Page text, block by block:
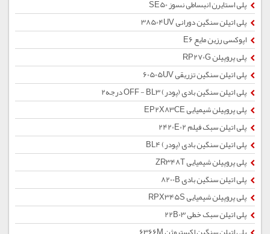
پلی استایرن انبساطی نسوز SE50
پلی اتیلن سنگین دورانی 38504UV
اپوکسی رزین مایع E6
پلی پروپیلن RP270G
پلی اتیلن سنگین تزریقی 60505UV
پلی اتیلن سنگین بادی (پودر) OFF - BL3 درجه2
پلی پروپیلن شیمیایی EP2X83CE
پلی اتیلن سبک فیلم 2420E02
پلی اتیلن سنگین بادی (پودر) BL4
پلی پروپیلن شیمیایی ZR348T
پلی اتیلن سنگین بادی 8200B
پلی پروپیلن شیمیایی RPX345S
پلی اتیلن سبک خطی 22B03